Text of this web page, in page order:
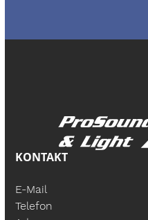
KONTAKT
E-Mail
Telefon